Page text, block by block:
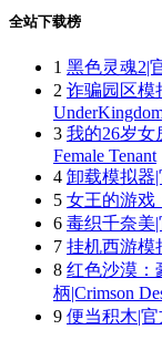
全站下载榜
1 黑色灵魂2|
2 诈骗园区模
3 我的26岁女
Female Tenant
4 卸载模拟器|
5 女王的游戏
6 毒织千奈美|
7 挂机西游模
8 红色沙漠：
柄|Crimson
9 便当积木|官